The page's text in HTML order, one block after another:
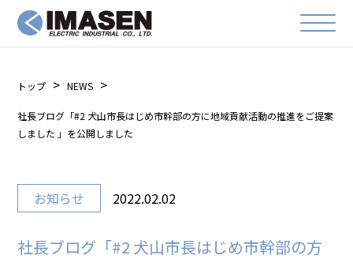
トップ NEWS
社長ブログ「#2 犬山市長はじめ市幹部の方に地域貢献活動の推進をご提案
しました 」を公開しました
お知らせ 2022.02.02
社長ブログ「#2 犬山市長はじめ市幹部の方